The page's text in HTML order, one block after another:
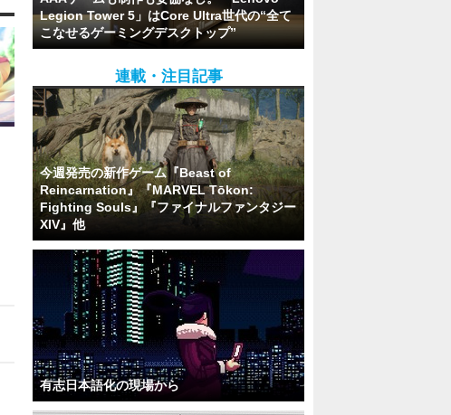
Legion Tower 5」はCore Ultra世代の“全て
こなせるゲーミングデスクトップ”
連載・注目記事
今週発売の新作ゲーム『Beast of
Reincarnation』『MARVEL Tōkon:
Fighting Souls』『ファイナルファンタジー
XIV』他
有志日本語化の現場から